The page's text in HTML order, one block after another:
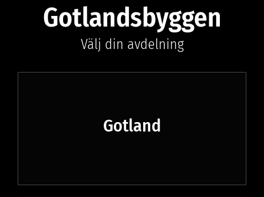
Gotlandsbyggen
Välj din avdelning
Gotland